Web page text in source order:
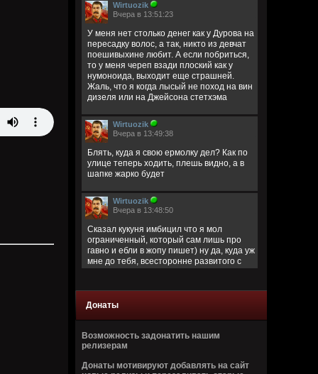
Wirtuozik
Вчера в 13:51:23
У меня нет столько денег как у Дурова на
пересадку волос, а так, никто из девчат
поешивыхине любит. А если побриться,
то у меня череп взади плоский как у
нумоноида, выходит еще страшней.
Жаль, что я когда лысый не поход на вин
дизеля или на Джейсона стетхэма
Wirtuozik
Вчера в 13:49:38
Блять, куда я свою ермолку дел? Как по
улице теперь ходить, плешь видно, а в
шапке жарко будет
Wirtuozik
Вчера в 13:48:50
Сказал кукуня имбицил что я мол
ограниченный, который сам лишь про
гавно и ебли в жопу пишет) ну да, куда уж
мне до тебя, всесторонне развитого с
Вчера в 13:40:45
за запрещено цитировать что ли
ограниченый долбаеб просто, заебал
этим, давай там ещё про школьниц
Донаты
Возможность задонатить нашим
релизерам
Донаты мотивируют добавлять на сайт